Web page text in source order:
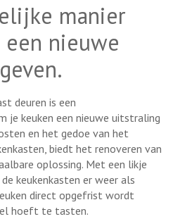
manier
nieuwe
deuren is een
je keuken een nieuwe uitstraling
en het gedoe van het
biedt het renoveren van
oplossing. Met een likje
keukenkasten er weer als
direct opgefrist wordt
hoeft te tasten.